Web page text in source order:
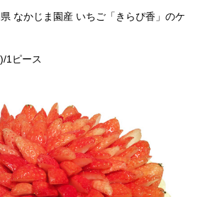
県 なかじま園産 いちご「きらぴ香」のケ
1ピース